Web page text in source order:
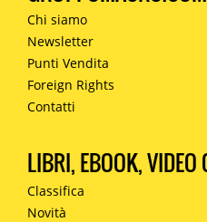
Chi siamo
Newsletter
Punti Vendita
Foreign Rights
Contatti
LIBRI, EBOOK, VIDEO
Classifica
Novità